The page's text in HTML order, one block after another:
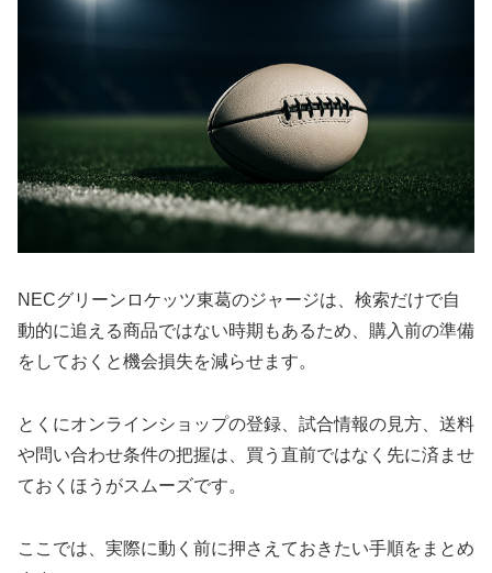
NECグリーンロケッツ東葛のジャージは、検索だけで自
動的に追える商品ではない時期もあるため、購入前の準備
をしておくと機会損失を減らせます。
とくにオンラインショップの登録、試合情報の見方、送料
や問い合わせ条件の把握は、買う直前ではなく先に済ませ
ておくほうがスムーズです。
ここでは、実際に動く前に押さえておきたい手順をまとめ